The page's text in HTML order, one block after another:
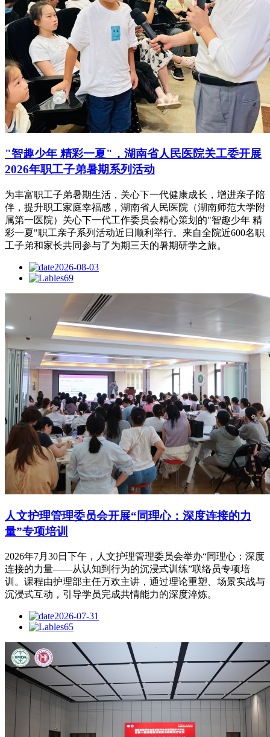
"智趣少年 精彩一夏"，湖南省人民医院关工委开展
2026年职工子弟暑期系列活动
为丰富职工子弟暑期生活，关心下一代健康成长，增进亲子陪
伴，提升职工家庭幸福感，湖南省人民医院（湖南师范大学附
属第一医院）关心下一代工作委员会精心策划的"智趣少年 精
彩一夏"职工亲子系列活动近日顺利举行。来自全院近600名职
工子弟和家长共同参与了为期三天的暑期研学之旅。
2026-08-03
69
人文护理管理委员会开展“同理心：深度连接的力
量”专项培训
2026年7月30日下午，人文护理管理委员会举办“同理心：深度
连接的力量——从认知到行为的沉浸式训练”联络员专项培
训。课程由护理部主任万欢主讲，通过理论重塑、场景实战与
沉浸式互动，引导学员完成共情能力的深度淬炼。
2026-07-31
65